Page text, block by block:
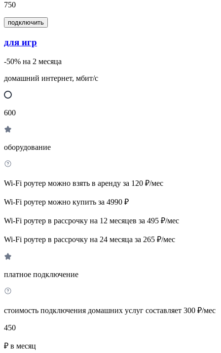
750
подключить
для игр
-50% на 2 месяца
домашний интернет, мбит/с
600
оборудование
Wi-Fi роутер можно взять в аренду за 120 ₽/мес
Wi-Fi роутер можно купить за 4990 ₽
Wi-Fi роутер в рассрочку на 12 месяцев за 495 ₽/мес
Wi-Fi роутер в рассрочку на 24 месяца за 265 ₽/мес
платное подключение
стоимость подключения домашних услуг составляет 300 ₽/мес
450
₽ в месяц